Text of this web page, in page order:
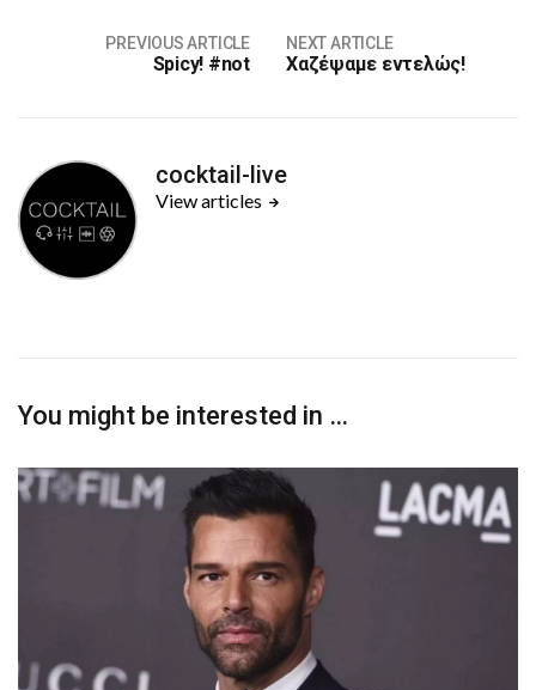
PREVIOUS ARTICLE
Spicy! #not
NEXT ARTICLE
Χαζέψαμε εντελώς!
cocktail-live
View articles
You might be interested in …